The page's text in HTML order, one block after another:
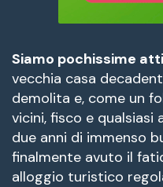
Siamo pochissime
vecchia casa
demolita e, come un
vicini, fisco e
due anni di immenso
finalmente avuto il
alloggio turistico